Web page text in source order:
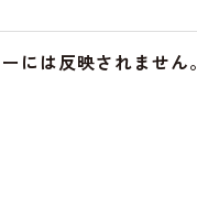
には反映されません。